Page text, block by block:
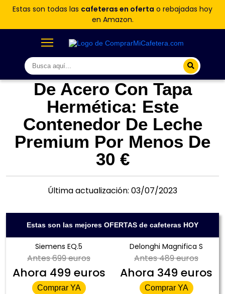
Estas son todas las cafeteras en oferta o rebajadas hoy
en Amazon.
De Acero Con Tapa
Hermética: Este
Contenedor De Leche
Premium Por Menos De
30 €
Última actualización: 03/07/2023
Estas son las mejores OFERTAS de cafeteras HOY
Siemens EQ.5
Antes699 euros
Ahora 499 euros
Comprar YA
Delonghi Magnifica S
Antes489 euros
Ahora 349 euros
Comprar YA